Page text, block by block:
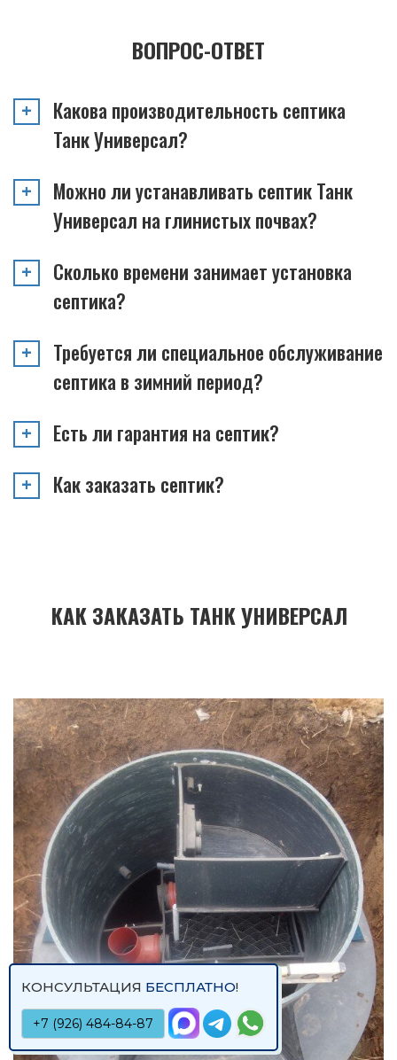
ВОПРОС-ОТВЕТ
Какова производительность септика
Танк Универсал?
Можно ли устанавливать септик Танк
Универсал на глинистых почвах?
Сколько времени занимает установка
септика?
Требуется ли специальное обслуживание
септика в зимний период?
Есть ли гарантия на септик?
Как заказать септик?
КАК ЗАКАЗАТЬ ТАНК УНИВЕРСАЛ
КОНСУЛЬТАЦИЯ БЕСПЛАТНО!
+7 (926) 484-84-87